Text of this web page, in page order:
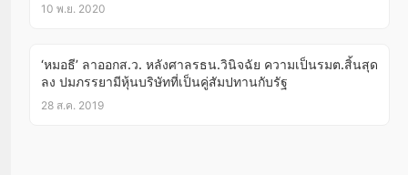
10 พ.ย. 2020
‘หมอธี’ ลาออกส.ว. หลังศาลรธน.วินิจฉัย ความเป็นรมต.สิ้นสุด
ลง ปมภรรยามีหุ้นบริษัทที่เป็นคู่สัมปทานกับรัฐ
28 ส.ค. 2019